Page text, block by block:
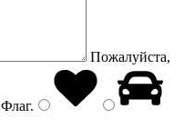
Пожалуйста,
Флаг.